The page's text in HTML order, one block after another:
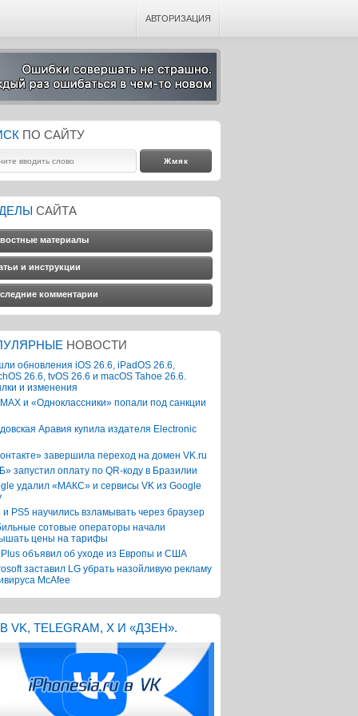
АВТОРИЗАЦИЯ
ПО САЙТУ
САЙТА
материалы
и инструкции
комментарии
НОВОСТИ
обновления iOS 26.6, iPadOS 26.6,
26.6, tvOS 26.6 и macOS Tahoe 26.6.
и изменения
и «Одноклассники» попали под санкции
Аравия купила издателя Electronic
завершила переход на домен VK.ru
запустил оплату по QR-коду в Бразилии
удалил «МАКС» и сервисы VK из Google
и PS5 научились взламывать через браузер
сотовые операторы начали
цены на тарифы
объявил об уходе из Европы и США
заставил LG убрать назойливую рекламу
McAfee
VK, TELEGRAM, X И «ДЗЕН».